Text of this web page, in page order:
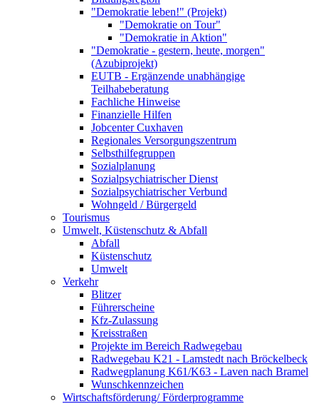
"Demokratie leben!" (Projekt)
"Demokratie on Tour"
"Demokratie in Aktion"
"Demokratie - gestern, heute, morgen"
(Azubiprojekt)
EUTB - Ergänzende unabhängige
Teilhabeberatung
Fachliche Hinweise
Finanzielle Hilfen
Jobcenter Cuxhaven
Regionales Versorgungszentrum
Selbsthilfegruppen
Sozialplanung
Sozialpsychiatrischer Dienst
Sozialpsychiatrischer Verbund
Wohngeld / Bürgergeld
Tourismus
Umwelt, Küstenschutz & Abfall
Abfall
Küstenschutz
Umwelt
Verkehr
Blitzer
Führerscheine
Kfz-Zulassung
Kreisstraßen
Projekte im Bereich Radwegebau
Radwegebau K21 - Lamstedt nach Bröckelbeck
Radwegplanung K61/K63 - Laven nach Bramel
Wunschkennzeichen
Wirtschaftsförderung/ Förderprogramme